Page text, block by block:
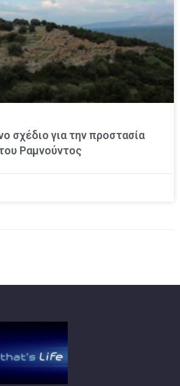
σχέδιο για την προστασία
Ραμνούντος